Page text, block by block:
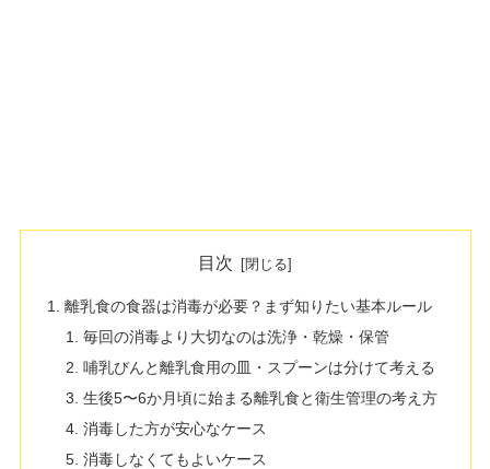
目次
離乳食の食器は消毒が必要？まず知りたい基本ルール
毎回の消毒より大切なのは洗浄・乾燥・保管
哺乳びんと離乳食用の皿・スプーンは分けて考える
生後5〜6か月頃に始まる離乳食と衛生管理の考え方
消毒した方が安心なケース
消毒しなくてもよいケース